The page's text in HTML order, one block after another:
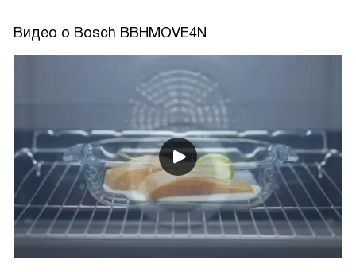
Видео о Bosch BBHMOVE4N